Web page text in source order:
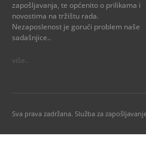
zapošljavanja, te općenito o prilikama i
novostima na tržištu rada.
Nezaposlenost je gorući problem naše
sadašnjice..
više..
Sva prava zadržana. Služba za